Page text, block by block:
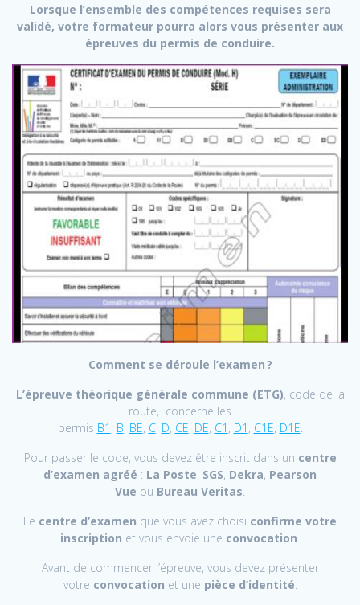
Lorsque l’ensemble des compétences requises sera
validé, votre formateur pourra alors vous présenter aux
épreuves du permis de conduire.
Comment se déroule l’examen ?
L’épreuve théorique générale commune (ETG), code de la
route, concerne les
permis B1 , B, BE, C, D, CE, DE, C1 , D1 , C1E, D1E.
Pour passer le code, vous devez être inscrit dans un centre
d’examen agréé : La Poste, SGS, Dekra, Pearson
Vue ou Bureau Veritas.
Le centre d’examen que vous avez choisi confirme votre
inscription et vous envoie une convocation.
Avant de commencer l’épreuve, vous devez présenter
votre convocation et une pièce d’identité.